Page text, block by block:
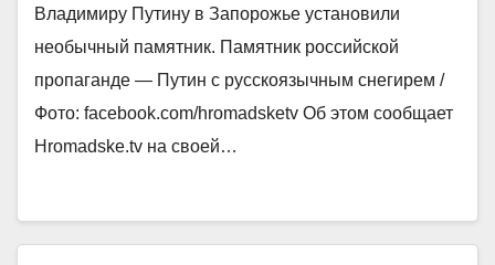
Владимиру Путину в Запорожье установили
необычный памятник. Памятник российской
пропаганде — Путин с русскоязычным снегирем /
Фото: facebook.com/hromadsketv Об этом сообщает
Hromadske.tv на своей…